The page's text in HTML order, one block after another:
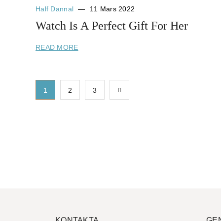
Half Dannal 11 Mars 2022
Watch Is A Perfect Gift For Her
READ MORE
1 2 3